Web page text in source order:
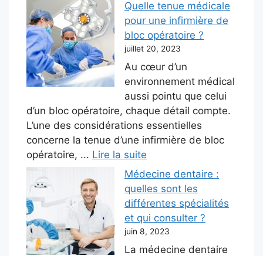
Quelle tenue médicale
pour une infirmière de
bloc opératoire ?
juillet 20, 2023
Au cœur d’un
environnement médical
aussi pointu que celui
d’un bloc opératoire, chaque détail compte.
L’une des considérations essentielles
concerne la tenue d’une infirmière de bloc
opératoire, ... Lire la suite
Médecine dentaire :
quelles sont les
différentes spécialités
et qui consulter ?
juin 8, 2023
La médecine dentaire